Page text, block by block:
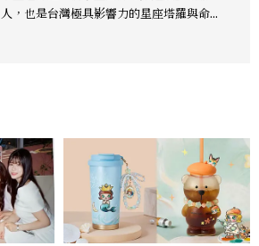
人，也是台灣極具影響力的星座塔羅與命理